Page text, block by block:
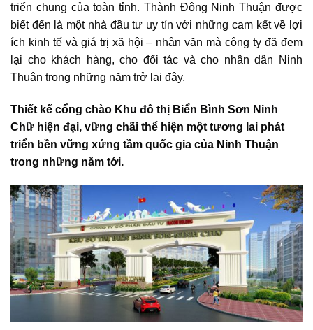
triển chung của toàn tỉnh. Thành Đông Ninh Thuận được
biết đến là một nhà đầu tư uy tín với những cam kết về lợi
ích kinh tế và giá trị xã hội – nhân văn mà công ty đã đem
lại cho khách hàng, cho đối tác và cho nhân dân Ninh
Thuận trong những năm trở lại đây.
Thiết kế cổng chào Khu đô thị Biển Bình Sơn Ninh
Chữ hiện đại, vững chãi thể hiện một tương lai phát
triển bền vững xứng tầm quốc gia của Ninh Thuận
trong những năm tới.